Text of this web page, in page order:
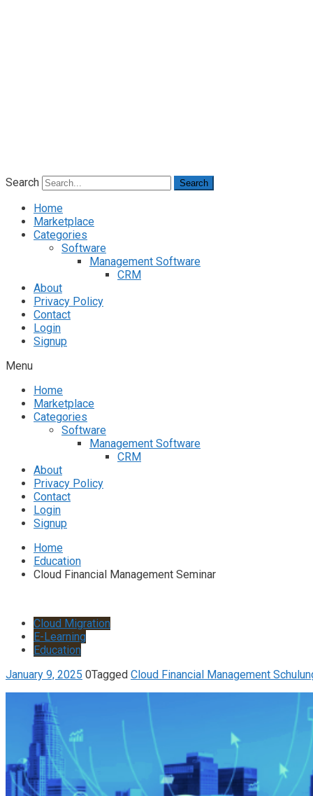
Search Search
Home
Marketplace
Categories
Software
Management Software
CRM
About
Privacy Policy
Contact
Login
Signup
Menu
Home
Marketplace
Categories
Software
Management Software
CRM
About
Privacy Policy
Contact
Login
Signup
Home
Education
Cloud Financial Management Seminar
Cloud Migration
E-Learning
Education
January 9, 2025 0Tagged Cloud Financial Management